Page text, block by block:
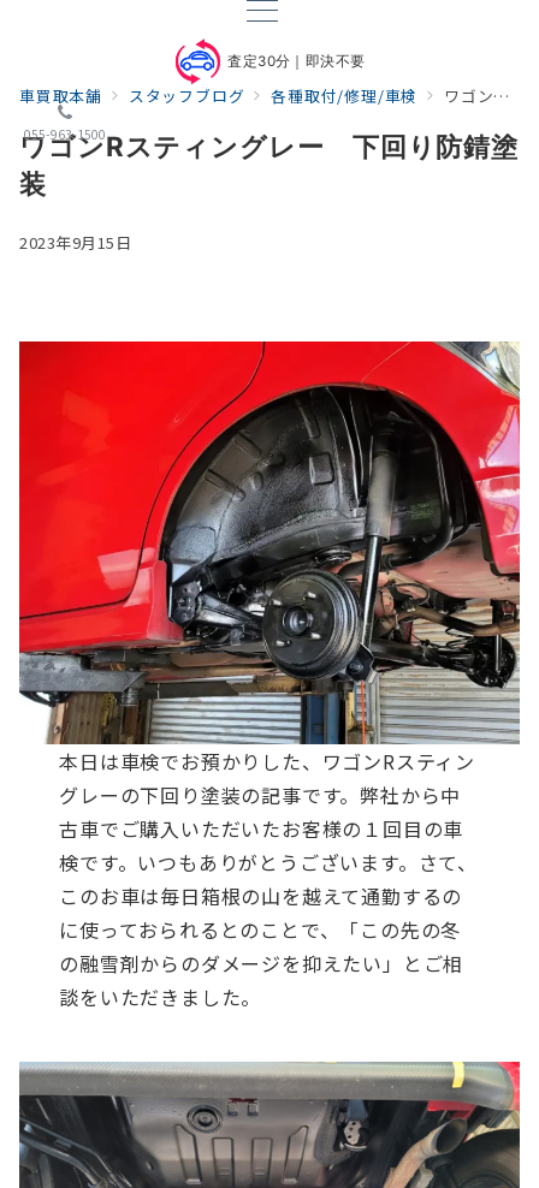
査定30分｜即決不要
055-963-1500
車買取本舗 スタッフブログ 各種取付/修理/車検 ワゴンRスティングレー 下回り防錆塗装
ワゴンRスティングレー 下回り防錆塗
装
2023年9月15日
本日は車検でお預かりした、ワゴンRスティン
グレーの下回り塗装の記事です。弊社から中
古車でご購入いただいたお客様の１回目の車
検です。いつもありがとうございます。 さて、
このお車は毎日箱根の山を越えて通勤するの
に使っておられるとのことで、「この先の冬
の融雪剤からのダメージを抑えたい」とご相
談をいただきました。